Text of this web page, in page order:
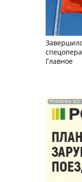
Главное
РЕКЛАМА АО